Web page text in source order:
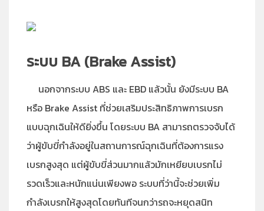
ระบบ BA (Brake Assist)
นอกจากระบบ ABS และ EBD แล้วนั้น ยังมีระบบ BA
หรือ Brake Assist ที่ช่วยเสริมประสิทธิภาพการเบรก
แบบฉุกเฉินให้ดียิ่งขึ้น โดยระบบ BA สามารถตรวจจับได้
ว่าผู้ขับขี่กำลังอยู่ในสถานการณ์ฉุกเฉินที่ต้องการแรง
เบรกสูงสุด แต่ผู้ขับขี่ส่วนมากแล้วมักเหยียบเบรกไม่
รวดเร็วและหนักแน่นเพียงพอ ระบบที่ว่านี้จะช่วยเพิ่ม
กำลังเบรกให้สูงสุดโดยทันทีจนกว่ารถจะหยุดสนิท